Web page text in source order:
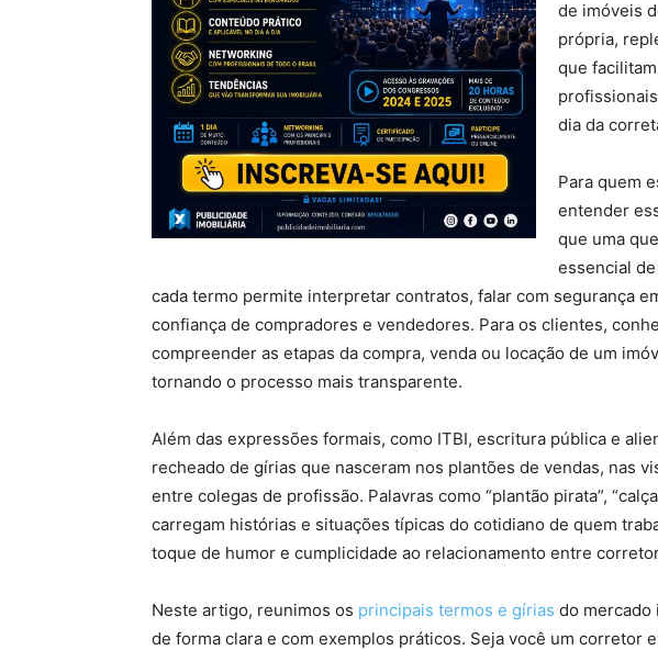
de imóveis
própria,
que
dia da
Para quem
entender
que uma
essencial
cada termo permite interpretar contratos, falar com segurança
confiança de compradores e vendedores. Para os clientes,
compreender as etapas da compra, venda ou locação de um
tornando o processo mais transparente.
Além das expressões formais, como ITBI, escritura pública e
recheado de gírias que nasceram nos plantões de vendas, nas
entre colegas de profissão. Palavras como “plantão pirata”,
carregam histórias e situações típicas do cotidiano de quem
toque de humor e cumplicidade ao relacionamento entre
Neste artigo, reunimos os principais termos e gírias do mercado
de forma clara e com exemplos práticos. Seja você um corretor